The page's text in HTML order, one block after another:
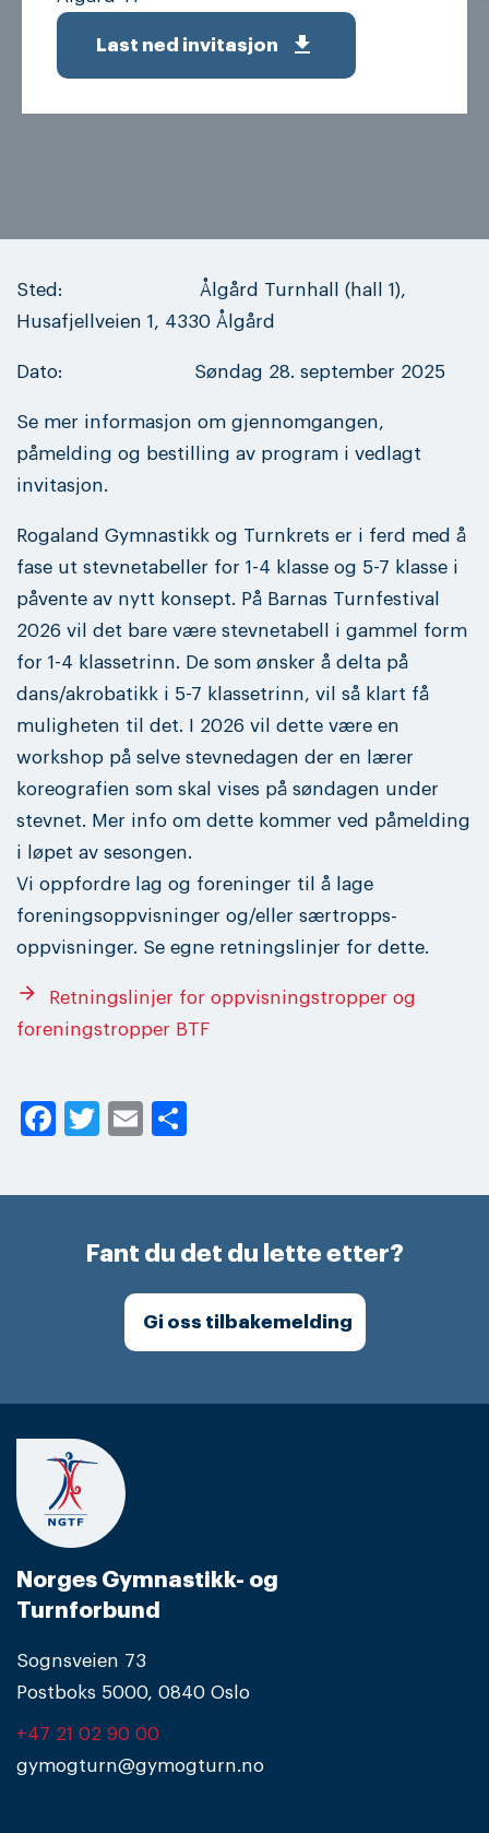
Last ned invitasjon get_app
Sted: Ålgård Turnhall (hall 1),
Husafjellveien 1, 4330 Ålgård
Dato: Søndag 28. september 2025
Se mer informasjon om gjennomgangen,
påmelding og bestilling av program i vedlagt
invitasjon.
Rogaland Gymnastikk og Turnkrets er i ferd med å
fase ut stevnetabeller for 1-4 klasse og 5-7 klasse i
påvente av nytt konsept. På Barnas Turnfestival
2026 vil det bare være stevnetabell i gammel form
for 1-4 klassetrinn. De som ønsker å delta på
dans/akrobatikk i 5-7 klassetrinn, vil så klart få
muligheten til det. I 2026 vil dette være en
workshop på selve stevnedagen der en lærer
koreografien som skal vises på søndagen under
stevnet. Mer info om dette kommer ved påmelding
i løpet av sesongen.
Vi oppfordre lag og foreninger til å lage
foreningsoppvisninger og/eller særtropps-
oppvisninger. Se egne retningslinjer for dette.
arrow_forward
Retningslinjer for oppvisningstropper og
foreningstropper BTF
Facebook
Twitter
Email
Fant du det du lette etter?
Gi oss tilbakemelding
Norges Gymnastikk- og
Turnforbund
Sognsveien 73
Postboks 5000, 0840 Oslo
+47 21 02 90 00
gymogturn@gymogturn.no